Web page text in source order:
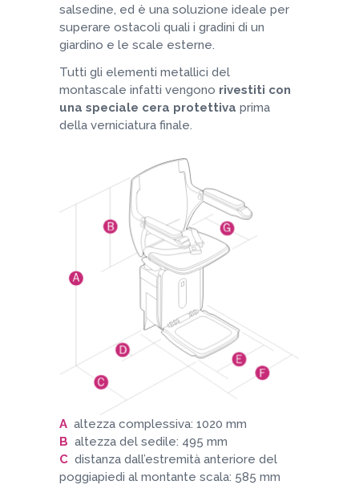
salsedine, ed è una soluzione ideale per
superare ostacoli quali i gradini di un
giardino e le scale esterne.
Tutti gli elementi metallici del
montascale infatti vengono rivestiti con
una speciale cera protettiva prima
della verniciatura finale.
A altezza complessiva: 1020 mm
B altezza del sedile: 495 mm
C distanza dall’estremità anteriore del
poggiapiedi al montante scala: 585 mm